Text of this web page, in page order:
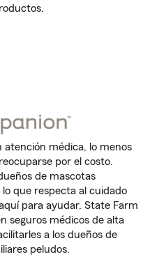
atención médica, lo menos
por el costo.
de mascotas
que respecta al cuidado
para ayudar. State Farm
seguros médicos de alta
a los dueños de
peludos.